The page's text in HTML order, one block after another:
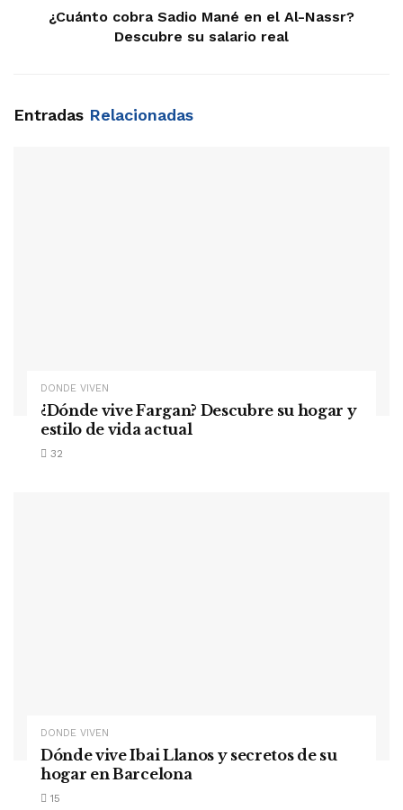
¿Cuánto cobra Sadio Mané en el Al-Nassr?
Descubre su salario real
Entradas Relacionadas
DONDE VIVEN
¿Dónde vive Fargan? Descubre su hogar y
estilo de vida actual
32
DONDE VIVEN
Dónde vive Ibai Llanos y secretos de su
hogar en Barcelona
15